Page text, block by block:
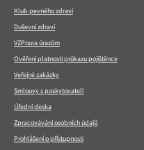
Klub pevného zdraví
Duševní zdraví
VZPoura úrazům
Ověření platnosti průkazu pojištěnce
Veřejné zakázky
Smlouvy s poskytovateli
Úřední deska
Zpracovávání osobních údajů
Prohlášení o přístupnosti